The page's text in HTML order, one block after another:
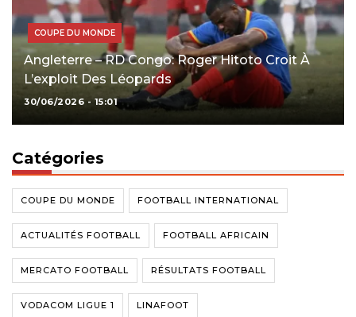
COUPE DU MONDE
Angleterre – RD Congo: Roger Hitoto Croit À
L’exploit Des Léopards
30/06/2026 - 15:01
Catégories
COUPE DU MONDE FOOTBALL INTERNATIONAL
ACTUALITÉS FOOTBALL FOOTBALL AFRICAIN
MERCATO FOOTBALL RÉSULTATS FOOTBALL
VODACOM LIGUE 1 LINAFOOT